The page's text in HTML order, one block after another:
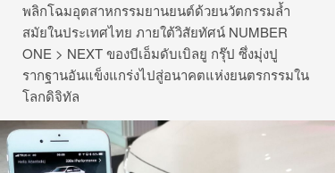
พลิกโฉมอุตสาหกรรมยานยนต์ด้วยนวัตกรรมล้ำ
สมัยในประเทศไทย ภายใต้วิสัยทัศน์ NUMBER
ONE > NEXT ของบีเอ็มดับเบิลยู กรุ๊ป ซึ่งมุ่งปู
รากฐานอันแข็งแกร่งไปสู่อนาคตแห่งยนตรกรรมใน
โลกดิจิทัล